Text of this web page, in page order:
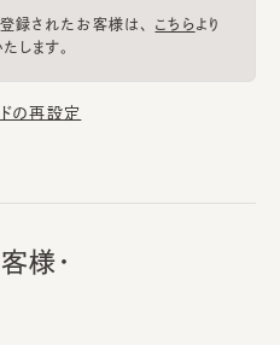
録されたお客様は、 こちらより
します。
の再設定
様・